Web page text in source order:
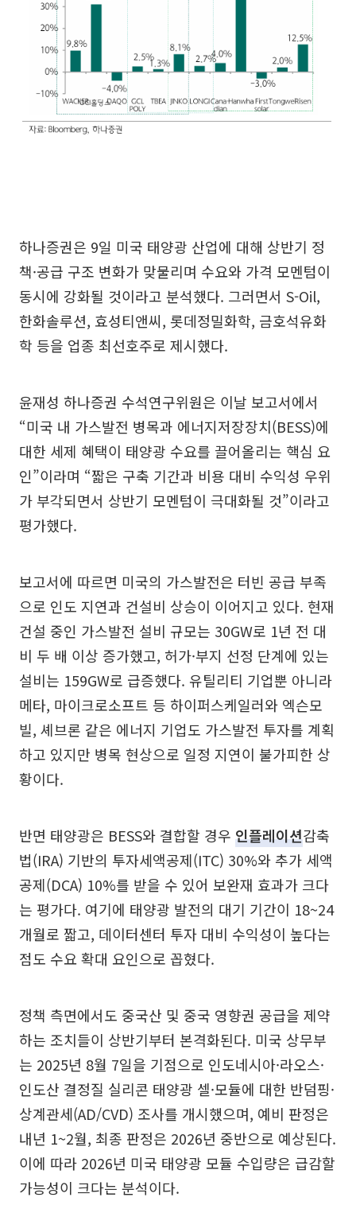
하나증권은 9일 미국 태양광 산업에 대해 상반기 정
책·공급 구조 변화가 맞물리며 수요와 가격 모멘텀이
동시에 강화될 것이라고 분석했다. 그러면서 S-Oil,
한화솔루션, 효성티앤씨, 롯데정밀화학, 금호석유화
학 등을 업종 최선호주로 제시했다.
윤재성 하나증권 수석연구위원은 이날 보고서에서
“미국 내 가스발전 병목과 에너지저장장치(BESS)에
대한 세제 혜택이 태양광 수요를 끌어올리는 핵심 요
인”이라며 “짧은 구축 기간과 비용 대비 수익성 우위
가 부각되면서 상반기 모멘텀이 극대화될 것”이라고
평가했다.
보고서에 따르면 미국의 가스발전은 터빈 공급 부족
으로 인도 지연과 건설비 상승이 이어지고 있다. 현재
건설 중인 가스발전 설비 규모는 30GW로 1년 전 대
비 두 배 이상 증가했고, 허가·부지 선정 단계에 있는
설비는 159GW로 급증했다. 유틸리티 기업뿐 아니라
메타, 마이크로소프트 등 하이퍼스케일러와 엑슨모
빌, 셰브론 같은 에너지 기업도 가스발전 투자를 계획
하고 있지만 병목 현상으로 일정 지연이 불가피한 상
황이다.
반면 태양광은 BESS와 결합할 경우 인플레이션감축
법(IRA) 기반의 투자세액공제(ITC) 30%와 추가 세액
공제(DCA) 10%를 받을 수 있어 보완재 효과가 크다
는 평가다. 여기에 태양광 발전의 대기 기간이 18~24
개월로 짧고, 데이터센터 투자 대비 수익성이 높다는
점도 수요 확대 요인으로 꼽혔다.
정책 측면에서도 중국산 및 중국 영향권 공급을 제약
하는 조치들이 상반기부터 본격화된다. 미국 상무부
는 2025년 8월 7일을 기점으로 인도네시아·라오스·
인도산 결정질 실리콘 태양광 셀·모듈에 대한 반덤핑·
상계관세(AD/CVD) 조사를 개시했으며, 예비 판정은
내년 1~2월, 최종 판정은 2026년 중반으로 예상된다.
이에 따라 2026년 미국 태양광 모듈 수입량은 급감할
가능성이 크다는 분석이다.